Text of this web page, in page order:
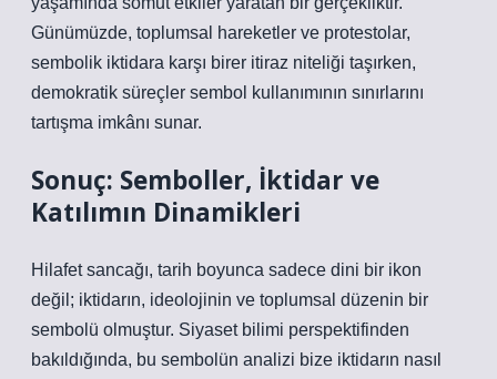
Günümüzde, toplumsal hareketler ve protestolar,
sembolik iktidara karşı birer itiraz niteliği taşırken,
demokratik süreçler sembol kullanımının sınırlarını
tartışma imkânı sunar.
Sonuç: Semboller, İktidar ve
Katılımın Dinamikleri
Hilafet sancağı, tarih boyunca sadece dini bir ikon
değil; iktidarın, ideolojinin ve toplumsal düzenin bir
sembolü olmuştur. Siyaset bilimi perspektifinden
bakıldığında, bu sembolün analizi bize iktidarın nasıl